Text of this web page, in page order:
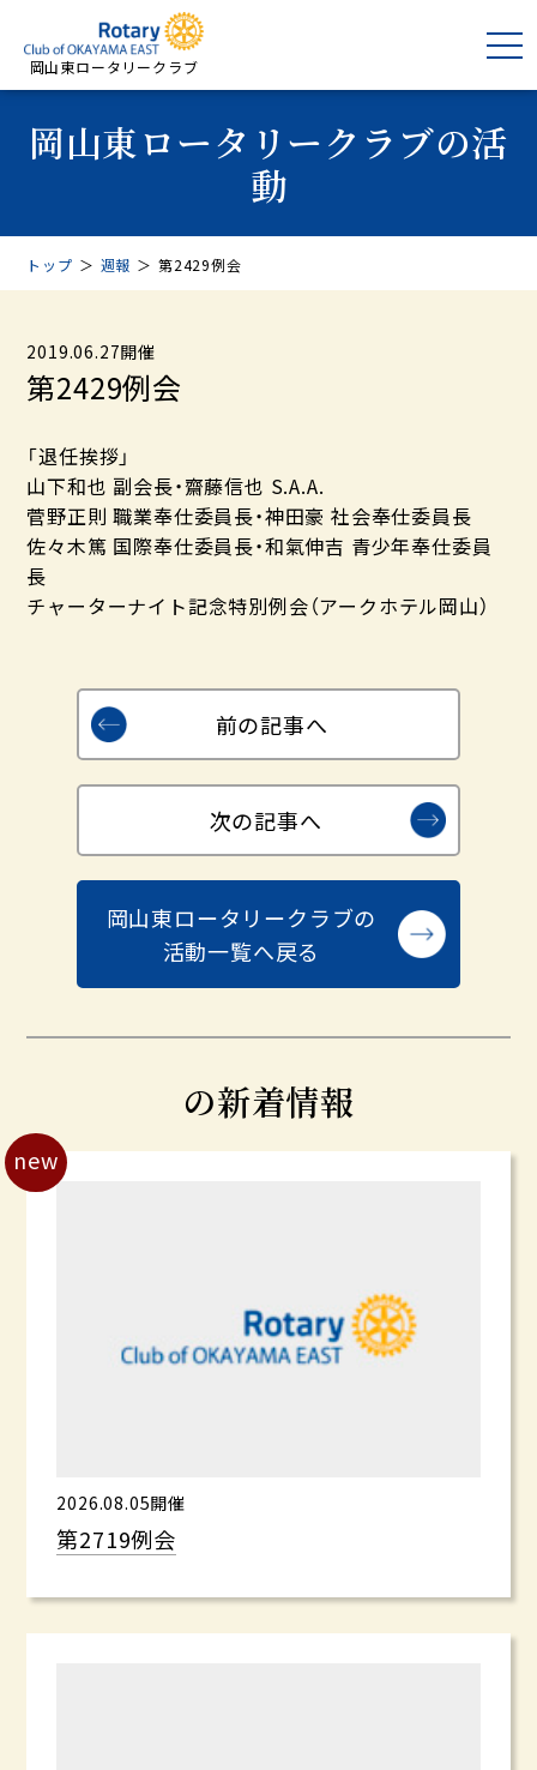
岡山東ロータリークラブ
岡山東ロータリークラブの活
動
トップ ＞ 週報 ＞ 第2429例会
2019.06.27開催
第2429例会
「退任挨拶」
山下和也 副会長・齋藤信也 S.A.A.
菅野正則 職業奉仕委員長・神田豪 社会奉仕委員長
佐々木篤 国際奉仕委員長・和氣伸吉 青少年奉仕委員
長
チャーターナイト記念特別例会（アークホテル岡山）
前の記事へ
岡山東ロータリークラブの
活動一覧へ戻る
次の記事へ
の新着情報
new
2026.08.05開催
第2719例会